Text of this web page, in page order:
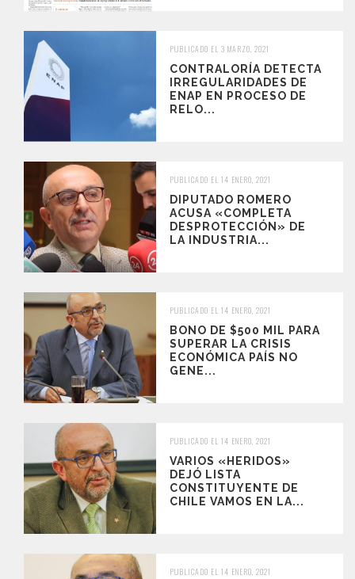
PUBLICADO EL 3 MARZO, 2021
CONTRALORÍA DETECTA
IRREGULARIDADES DE
ENAP EN PROCESO DE
RELO...
PUBLICADO EL 14 ENERO, 2021
DIPUTADO ROMERO
ACUSA «COMPLETA
DESPROTECCIÓN» DE
LA INDUSTRIA...
PUBLICADO EL 14 ENERO, 2021
BONO DE $500 MIL PARA
SUPERAR LA CRISIS
ECONÓMICA PAÍS NO
GENE...
PUBLICADO EL 14 ENERO, 2021
VARIOS «HERIDOS»
DEJÓ LISTA
CONSTITUYENTE DE
CHILE VAMOS EN LA...
PUBLICADO EL 14 ENERO, 2021